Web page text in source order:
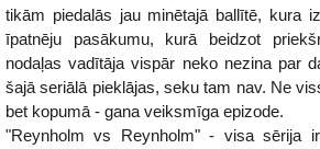
tikām piedalās jau minētajā ballītē, kura
īpatnēju pasākumu, kurā beidzot
nodaļas vadītāja vispār neko nezina par
šajā seriālā pieklājas, seku tam nav. Ne
bet kopumā - gana veiksmīga epizode.
"Reynholm vs Reynholm" - visa sērija